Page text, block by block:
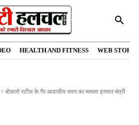
HEALTH AND FITNESS WEB
बोकारो स्टील के गैर आवासीय भवन का मामला इस्पात मंत्री